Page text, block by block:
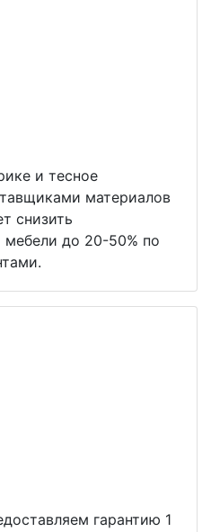
и тесное
материалов
снизить
до 20-50% по
гарантию 1